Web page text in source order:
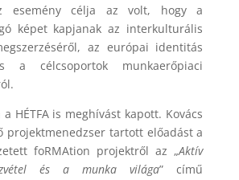
esemény célja az volt, hogy a
képet kapjanak az interkulturális
az európai identitás
a célcsoportok munkaerőpiaci
HÉTFA is meghívást kapott. Kovács
projektmenedzser tartott előadást a
foRMAtion projektről az „Aktív
és a munka világa” című